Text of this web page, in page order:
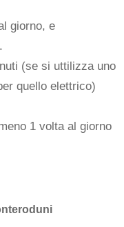
giorno, e
(se si uttilizza uno
quello elettrico)
1 volta al giorno